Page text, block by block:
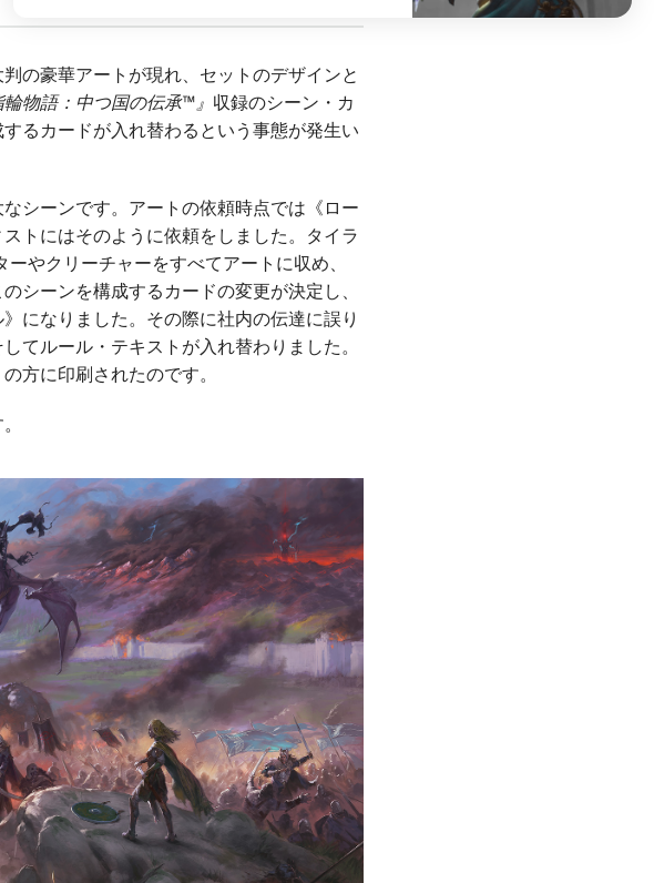
の豪華アートが現れ、セットのデザインと
輪物語：中つ国の伝承™』 収録のシーン・カ
るカードが入れ替わるという事態が発生い
シーンです。アートの依頼時点では《ロー
トにはそのように依頼をしました。タイラ
やクリーチャーをすべてアートに収め、
シーンを構成するカードの変更が決定し、
になりました。その際に社内の伝達に誤り
てルール・テキストが入れ替わりました。
方に印刷されたのです。